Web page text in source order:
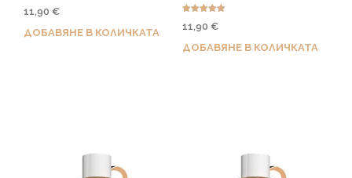
11,90 €
ДОБАВЯНЕ В КОЛИЧКАТА
5.00
11,90 €
ДОБАВЯНЕ В КОЛИЧКАТА